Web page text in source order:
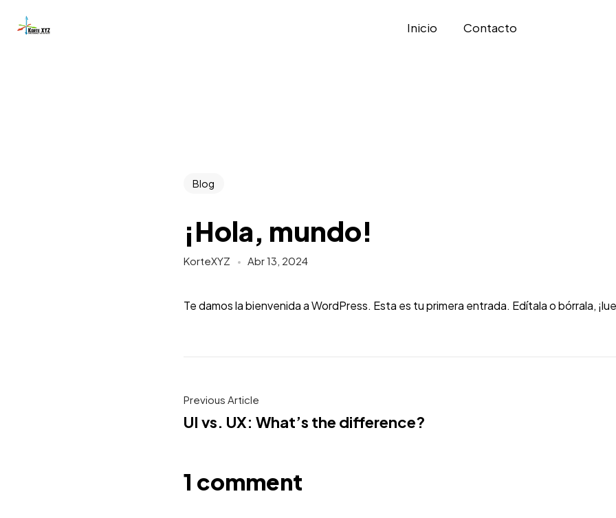
Inicio Contacto
Blog
¡Hola, mundo!
KorteXYZ Abr 13, 2024
Te damos la bienvenida a WordPress. Esta es tu primera entrada. Edítala o bórrala,
Previous Article
UI vs. UX: What’s the difference?
1 comment